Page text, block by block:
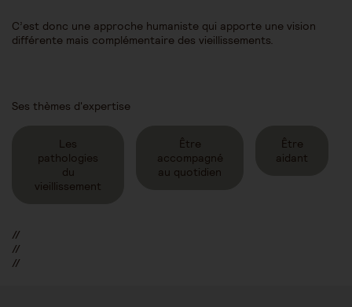
C’est donc une approche humaniste qui apporte une vision
différente mais complémentaire des vieillissements.
Ses thèmes d'expertise
Les
pathologies
du
vieillissement
Être
accompagné
au quotidien
Être
aidant
//
//
//